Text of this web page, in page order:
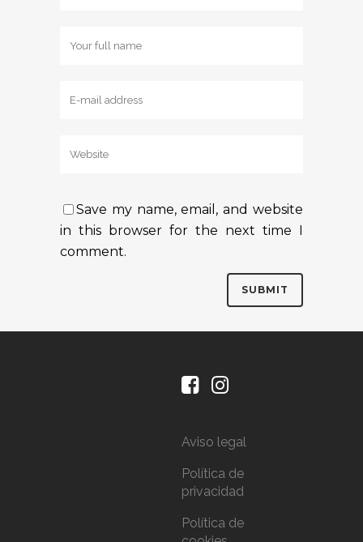
Save my name, email, and website
in this browser for the next time I
comment.
Aviso legal
Política de
privacidad
Política de